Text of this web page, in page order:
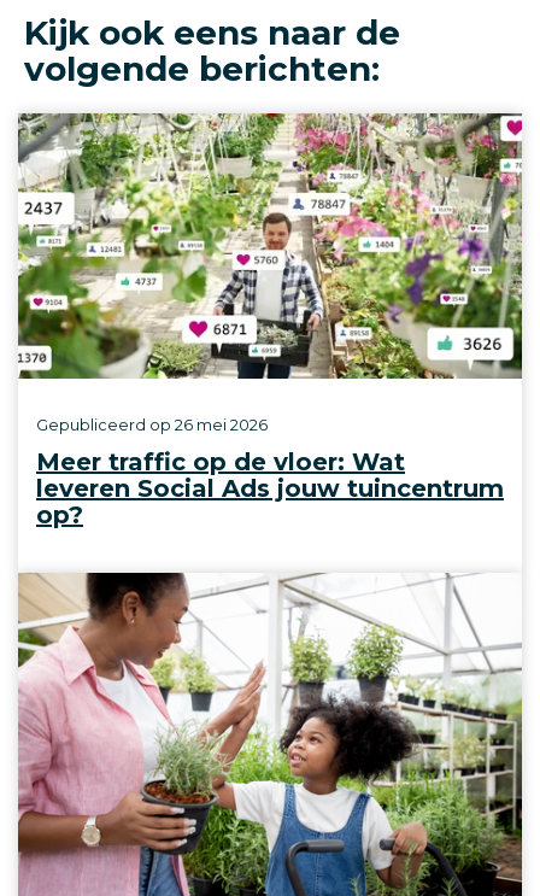
Kijk ook eens naar de
volgende berichten:
Meer traffic op de vloer: Wat
leveren Social Ads jouw tuincentrum
op?
Gepubliceerd op 26 mei 2026